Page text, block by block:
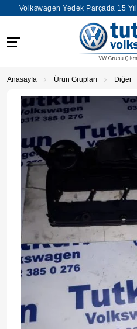
Volkswagen Yedek Parçada 15
Anasayfa Ürün Grupları Diğer